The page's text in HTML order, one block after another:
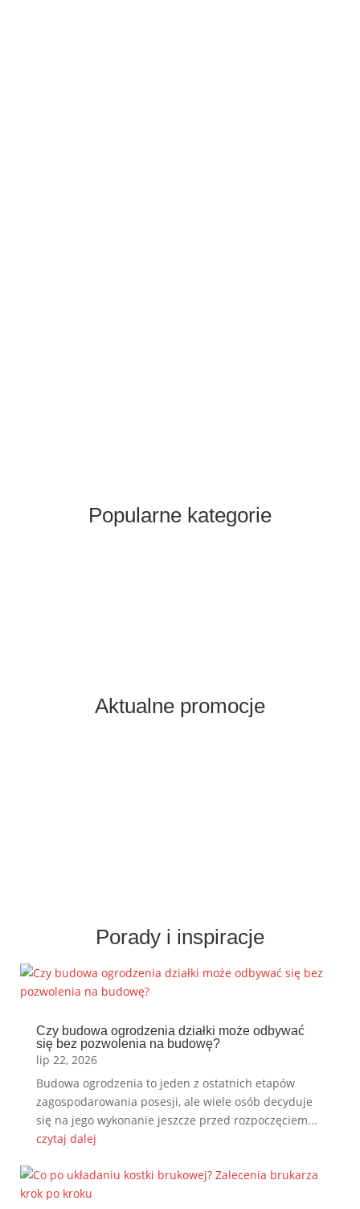
Popularne kategorie
Aktualne promocje
Porady i inspiracje
Czy budowa ogrodzenia działki może odbywać
się bez pozwolenia na budowę?
lip 22, 2026
Budowa ogrodzenia to jeden z ostatnich etapów
zagospodarowania posesji, ale wiele osób decyduje
się na jego wykonanie jeszcze przed rozpoczęciem...
czytaj dalej